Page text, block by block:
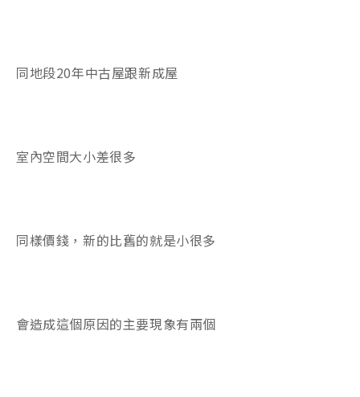
同地段20年中古屋跟新成屋
室內空間大小差很多
同樣價錢，新的比舊的就是小很多
會造成這個原因的主要現象有兩個